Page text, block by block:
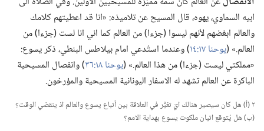
ابيه السماوي،‏ يهوه،‏ قال المسيح عن تلاميذه:‏ «انا قد اعطيتهم كلامك
والعالم ابغضهم لأنهم ليسوا (‏جزءا)‏ من العالم كما اني انا لست (‏جزءا)‏ من
العالم.‏» (‏يوحنا ١٧:‏١٤
‏)‏ وعندما استُدعي امام بيلاطس البنطي،‏ ذكر يسوع:‏
«مملكتي ليست (‏جزءا)‏ من هذا العالم.‏» (‏يوحنا ١٨:‏٣٦
‏)‏ وانفصال المسيحية
الباكرة عن العالم تشهد له الاسفار اليونانية المسيحية والمؤرخون.‏
٢ (‏أ)‏ هل كان سيصير هنالك ايّ تغيُّر في العلاقة بين أتباع يسوع والعالم اذ ينقضي الوقت؟‏
(‏ب)‏ هل يُتوقع اتيان ملكوت يسوع بهداية الامم؟‏